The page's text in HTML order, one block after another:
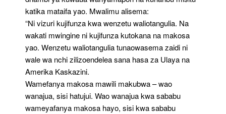
katika mataifa yao. Mwalimu alisema:
“Ni vizuri kujifunza kwa wenzetu waliotangulia. Na
wakati mwingine ni kujifunza kutokana na makosa
yao. Wenzetu waliotangulia tunaowasema zaidi ni
wale wa nchi zilizoendelea sana hasa za Ulaya na
Amerika Kaskazini.
Wamefanya makosa mawili makubwa – wao
wanajua, sisi hatujui. Wao wanajua kwa sababu
wameyafanya makosa hayo, sisi kwa sababu